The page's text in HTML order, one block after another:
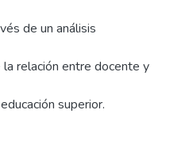
de un análisis
la relación entre docente y
superior.